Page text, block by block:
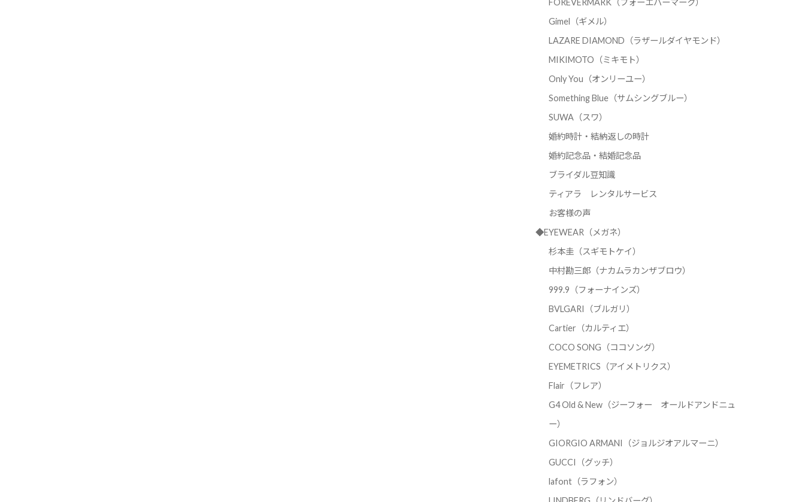
FOREVERMARK（フォーエバーマーク）
Gimel（ギメル）
LAZARE DIAMOND（ラザールダイヤモンド）
MIKIMOTO（ミキモト）
Only You（オンリーユー）
Something Blue（サムシングブルー）
SUWA（スワ）
婚約時計・結納返しの時計
婚約記念品・結婚記念品
ブライダル豆知識
ティアラ レンタルサービス
お客様の声
◆EYEWEAR（メガネ）
杉本圭（スギモトケイ）
中村勘三郎（ナカムラカンザブロウ）
999.9（フォーナインズ）
BVLGARI（ブルガリ）
Cartier（カルティエ）
COCO SONG（ココソング）
EYEMETRICS（アイメトリクス）
Flair（フレア）
G4 Old & New（ジーフォー オールドアンドニュ
ー）
GIORGIO ARMANI（ジョルジオアルマーニ）
GUCCI（グッチ）
lafont（ラフォン）